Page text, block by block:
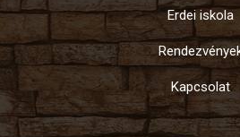
Erdei iskola
Kapcsolat